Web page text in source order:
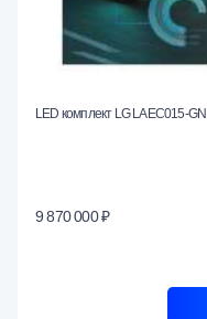
LED комплект LG LAEC015-GN
9 870 000 ₽